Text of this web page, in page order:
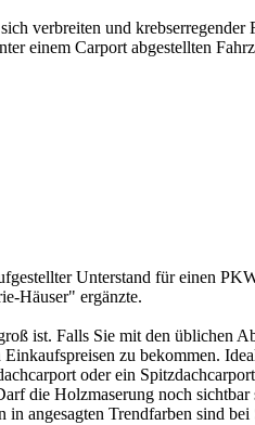
verbreiten und
einem Carport abgestellten
Unterstand für einen
Häuser" ergänzte.
ist. Falls Sie mit den üblichen
zu bekommen.
oder ein
die Holzmaserung noch
angesagten Trendfarben sind